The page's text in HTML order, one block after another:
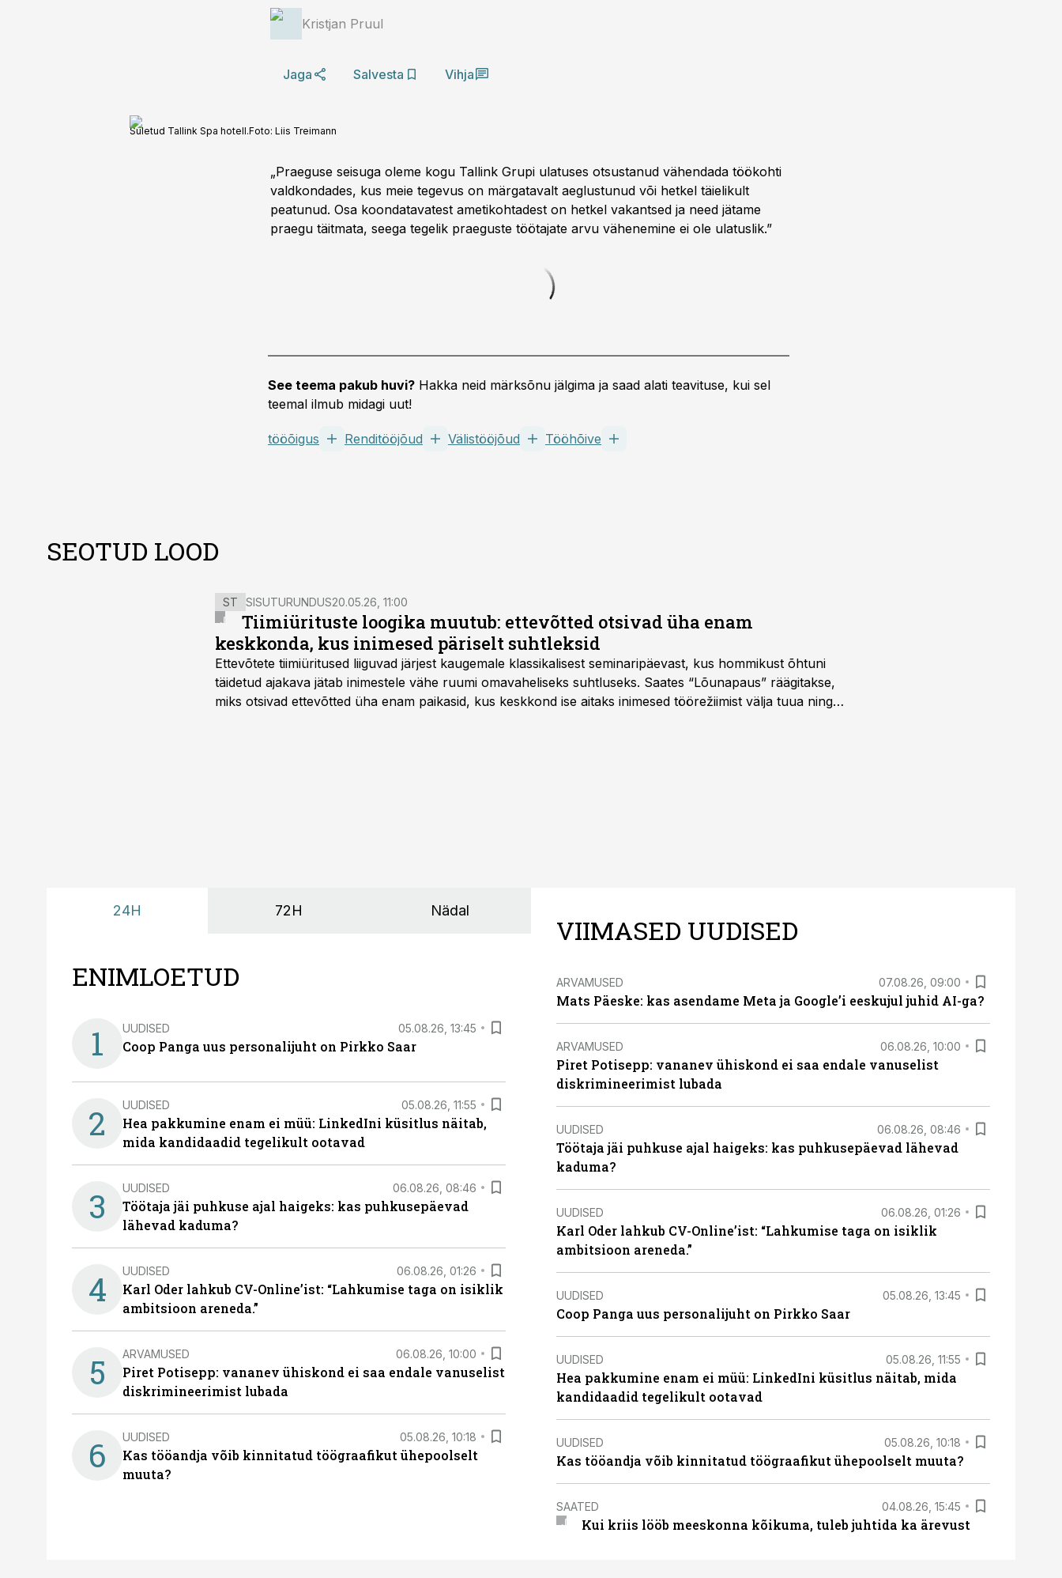
Kristjan Pruul
Jaga Salvesta Vihja
Suletud Tallink Spa hotell.Foto: Liis Treimann
„Praeguse seisuga oleme kogu Tallink Grupi ulatuses otsustanud vähendada töökohti
valdkondades, kus meie tegevus on märgatavalt aeglustunud või hetkel täielikult
peatunud. Osa koondatavatest ametikohtadest on hetkel vakantsed ja need jätame
praegu täitmata, seega tegelik praeguste töötajate arvu vähenemine ei ole ulatuslik.”
See teema pakub huvi? Hakka neid märksõnu jälgima ja saad alati teavituse, kui sel
teemal ilmub midagi uut!
tööõigus Renditööjõud Välistööjõud Tööhõive
SEOTUD LOOD
ST SISUTURUNDUS20.05.26, 11:00
Tiimiürituste loogika muutub: ettevõtted otsivad üha enam
keskkonda, kus inimesed päriselt suhtleksid
Ettevõtete tiimiüritused liiguvad järjest kaugemale klassikalisest seminaripäevast, kus hommikust õhtuni
täidetud ajakava jätab inimestele vähe ruumi omavaheliseks suhtluseks. Saates “Lõunapaus” räägitakse,
miks otsivad ettevõtted üha enam paikasid, kus keskkond ise aitaks inimesed töörežiimist välja tuua ning
24H 72H Nädal
ENIMLOETUD
1 UUDISED 05.08.26, 13:45
Coop Panga uus personalijuht on Pirkko Saar
2 UUDISED 05.08.26, 11:55
Hea pakkumine enam ei müü: LinkedIni küsitlus näitab,
mida kandidaadid tegelikult ootavad
3 UUDISED 06.08.26, 08:46
Töötaja jäi puhkuse ajal haigeks: kas puhkusepäevad
lähevad kaduma?
4 UUDISED 06.08.26, 01:26
Karl Oder lahkub CV-Online’ist: “Lahkumise taga on isiklik
ambitsioon areneda.”
5 ARVAMUSED 06.08.26, 10:00
Piret Potisepp: vananev ühiskond ei saa endale vanuselist
diskrimineerimist lubada
6 UUDISED 05.08.26, 10:18
Kas tööandja võib kinnitatud töögraafikut ühepoolselt
muuta?
VIIMASED UUDISED
ARVAMUSED 07.08.26, 09:00
Mats Päeske: kas asendame Meta ja Google’i eeskujul juhid AI-ga?
ARVAMUSED 06.08.26, 10:00
Piret Potisepp: vananev ühiskond ei saa endale vanuselist
diskrimineerimist lubada
UUDISED 06.08.26, 08:46
Töötaja jäi puhkuse ajal haigeks: kas puhkusepäevad lähevad
kaduma?
UUDISED 06.08.26, 01:26
Karl Oder lahkub CV-Online’ist: “Lahkumise taga on isiklik
ambitsioon areneda.”
UUDISED 05.08.26, 13:45
Coop Panga uus personalijuht on Pirkko Saar
UUDISED 05.08.26, 11:55
Hea pakkumine enam ei müü: LinkedIni küsitlus näitab, mida
kandidaadid tegelikult ootavad
UUDISED 05.08.26, 10:18
Kas tööandja võib kinnitatud töögraafikut ühepoolselt muuta?
SAATED 04.08.26, 15:45
Kui kriis lööb meeskonna kõikuma, tuleb juhtida ka ärevust